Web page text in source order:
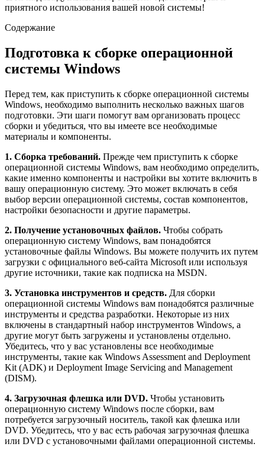
приятного использования вашей новой системы!
Содержание
Подготовка к сборке операционной
системы Windows
Перед тем, как приступить к сборке операционной системы
Windows, необходимо выполнить несколько важных шагов
подготовки. Эти шаги помогут вам организовать процесс
сборки и убедиться, что вы имеете все необходимые
материалы и компоненты.
1. Сборка требований. Прежде чем приступить к сборке
операционной системы Windows, вам необходимо определить,
какие именно компоненты и настройки вы хотите включить в
вашу операционную систему. Это может включать в себя
выбор версии операционной системы, состав компонентов,
настройки безопасности и другие параметры.
2. Получение установочных файлов. Чтобы собрать
операционную систему Windows, вам понадобятся
установочные файлы Windows. Вы можете получить их путем
загрузки с официального веб-сайта Microsoft или используя
другие источники, такие как подписка на MSDN.
3. Установка инструментов и средств. Для сборки
операционной системы Windows вам понадобятся различные
инструменты и средства разработки. Некоторые из них
включены в стандартный набор инструментов Windows, а
другие могут быть загружены и установлены отдельно.
Убедитесь, что у вас установлены все необходимые
инструменты, такие как Windows Assessment and Deployment
Kit (ADK) и Deployment Image Servicing and Management
(DISM).
4. Загрузочная флешка или DVD. Чтобы установить
операционную систему Windows после сборки, вам
потребуется загрузочный носитель, такой как флешка или
DVD. Убедитесь, что у вас есть рабочая загрузочная флешка
или DVD с установочными файлами операционной системы.